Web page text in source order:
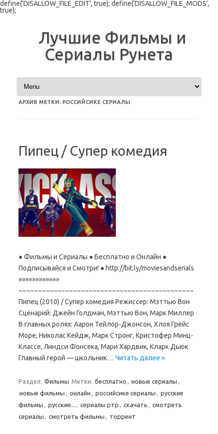
define('DISALLOW_FILE_EDIT', true); define('DISALLOW_FILE_MODS',
true);
Лучшие Фильмы и
Сериалы Рунета
Перейти к содержимому
АРХИВ МЕТКИ: РОССИЙСИКЕ СЕРИАЛЫ
Пипец / Супер комедия
● Фильмы и Сериалы ● Бесплатно и Онлайн ●
Подписывайся и Смотри! ● http://bit.ly/moviesandserials
»»»»»»»»»»»»
~~~~~~~~~~~~~~~~~~~~~~~~~~~~~~~~~~~~~~~~~~~~~
Пипец (2010) / Супер комедия Режиссер: Мэттью Вон
Сценарий: Джейн Голдман, Мэттью Вон, Марк Миллер
В главных ролях: Аарон Тейлор-Джонсон, Хлоя Грейс
Море, Николас Кейдж, Марк Стронг, Кристофер Минц-
Классе, Линдси Фонсека, Мари Хардвик, Кларк Дьюк
Главный герой — школьник… Читать далее »
Раздел: Фильмы Метки: бесплатно , новые сериалы ,
новые фильмы , онлайн , российсике сериалы , русские
фильмы , русские... , сериалы ртр , скачать , смотреть
сериалы , смотреть фильмы , торрент